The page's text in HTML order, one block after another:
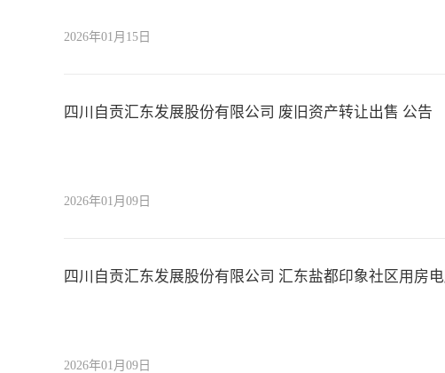
2026年01月15日
四川自贡汇东发展股份有限公司 废旧资产转让出售 公告
2026年01月09日
四川自贡汇东发展股份有限公司 汇东盐都印象社区用房
2026年01月09日